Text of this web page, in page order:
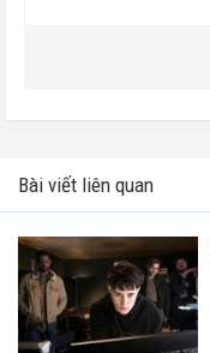
Bài viết liên quan